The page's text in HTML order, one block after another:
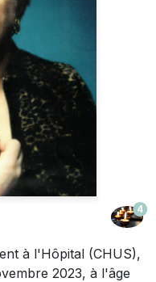
4
à l'Hôpital (CHUS),
2023, à l'âge